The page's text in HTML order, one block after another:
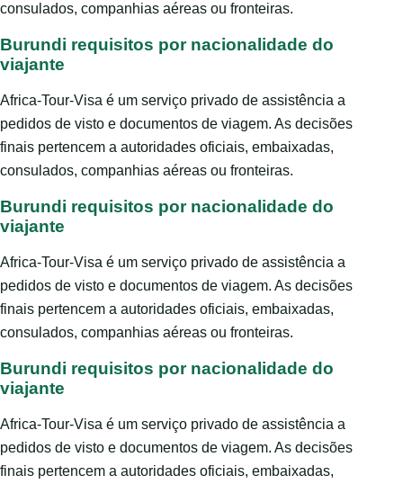
consulados, companhias aéreas ou fronteiras.
Burundi requisitos por nacionalidade do
viajante
Africa-Tour-Visa é um serviço privado de assistência a
pedidos de visto e documentos de viagem. As decisões
finais pertencem a autoridades oficiais, embaixadas,
consulados, companhias aéreas ou fronteiras.
Burundi requisitos por nacionalidade do
viajante
Africa-Tour-Visa é um serviço privado de assistência a
pedidos de visto e documentos de viagem. As decisões
finais pertencem a autoridades oficiais, embaixadas,
consulados, companhias aéreas ou fronteiras.
Burundi requisitos por nacionalidade do
viajante
Africa-Tour-Visa é um serviço privado de assistência a
pedidos de visto e documentos de viagem. As decisões
finais pertencem a autoridades oficiais, embaixadas,